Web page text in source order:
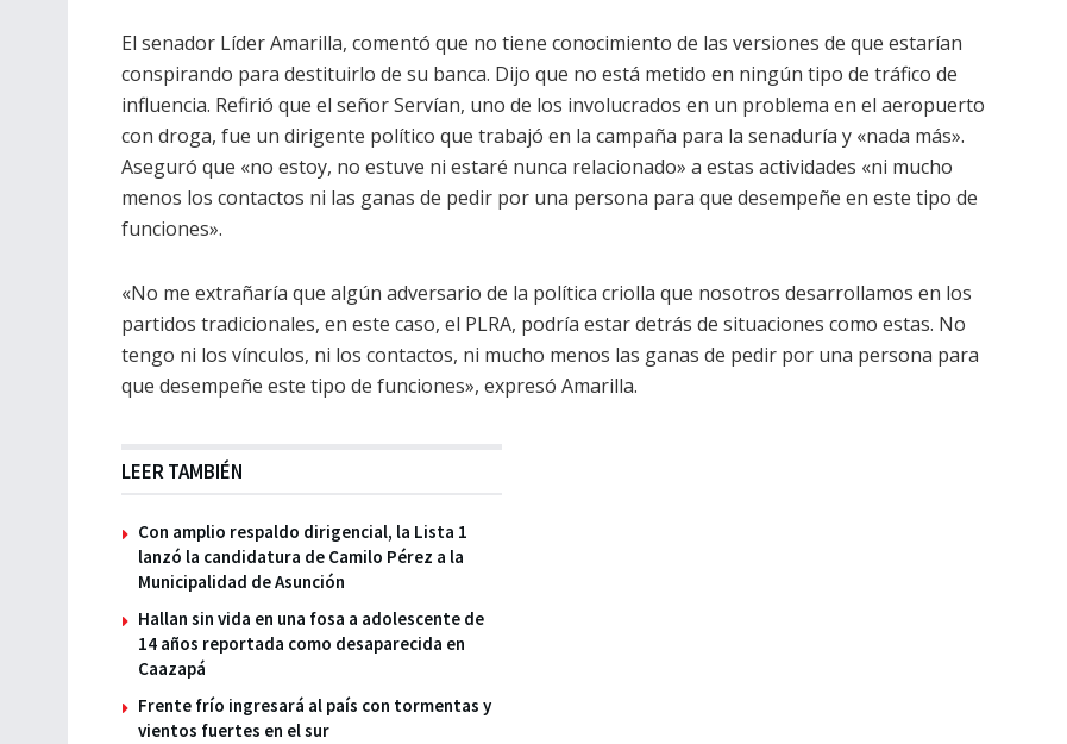
El senador Líder Amarilla, comentó que no tiene conocimiento de las versiones de que estarían
conspirando para destituirlo de su banca. Dijo que no está metido en ningún tipo de tráfico de
influencia. Refirió que el señor Servían, uno de los involucrados en un problema en el aeropuerto
con droga, fue un dirigente político que trabajó en la campaña para la senaduría y «nada más».
Aseguró que «no estoy, no estuve ni estaré nunca relacionado» a estas actividades «ni mucho
menos los contactos ni las ganas de pedir por una persona para que desempeñe en este tipo de
funciones».
«No me extrañaría que algún adversario de la política criolla que nosotros desarrollamos en los
partidos tradicionales, en este caso, el PLRA, podría estar detrás de situaciones como estas. No
tengo ni los vínculos, ni los contactos, ni mucho menos las ganas de pedir por una persona para
que desempeñe este tipo de funciones», expresó Amarilla.
LEER TAMBIÉN
Con amplio respaldo dirigencial, la Lista 1
lanzó la candidatura de Camilo Pérez a la
Municipalidad de Asunción
Hallan sin vida en una fosa a adolescente de
14 años reportada como desaparecida en
Caazapá
Frente frío ingresará al país con tormentas y
vientos fuertes en el sur